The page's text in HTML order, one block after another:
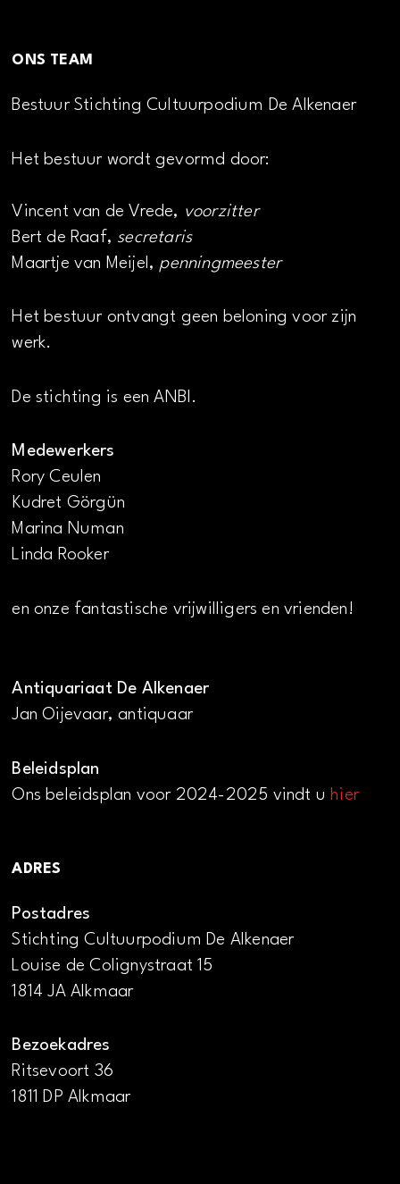
ONS TEAM
Bestuur Stichting Cultuurpodium De Alkenaer
Het bestuur wordt gevormd door:
Vincent van de Vrede, voorzitter
Bert de Raaf, secretaris
Maartje van Meijel, penningmeester
Het bestuur ontvangt geen beloning voor zijn
werk.
De stichting is een ANBI.
Medewerkers
Rory Ceulen
Kudret Görgün
Marina Numan
Linda Rooker
en onze fantastische vrijwilligers en vrienden!
Antiquariaat De Alkenaer
Jan Oijevaar, antiquaar
Beleidsplan
Ons beleidsplan voor 2024-2025 vindt u hier
ADRES
Postadres
Stichting Cultuurpodium De Alkenaer
Louise de Colignystraat 15
1814 JA Alkmaar
Bezoekadres
Ritsevoort 36
1811 DP Alkmaar